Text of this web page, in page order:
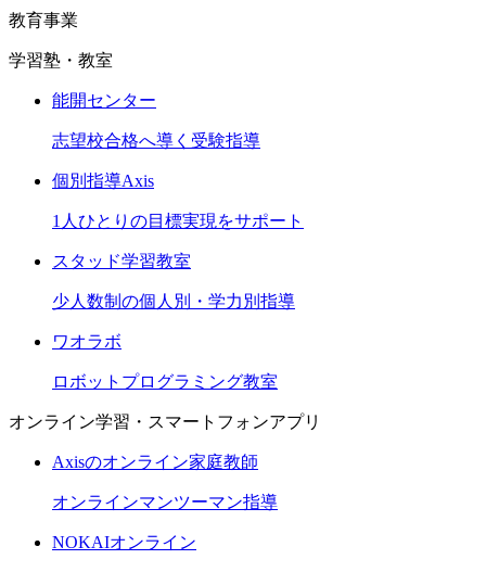
教育事業
学習塾・教室
能開センター
志望校合格へ導く受験指導
個別指導Axis
1人ひとりの目標実現をサポート
スタッド学習教室
少人数制の個人別・学力別指導
ワオラボ
ロボットプログラミング教室
オンライン学習・スマートフォンアプリ
Axisのオンライン家庭教師
オンラインマンツーマン指導
NOKAIオンライン